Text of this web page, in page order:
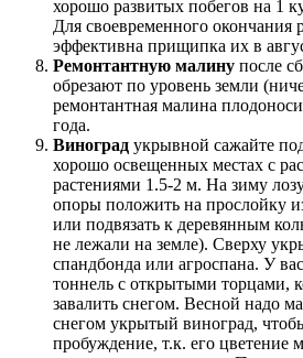
хорошо развитых побегов на 1
Для своевременного окончания
эффективна прищипка их в
Ремонтантную малину после
обрезают по уровень земли
ремонтантная малина
года.
Виноград укрывной сажайте
хорошо освещенных местах с
растениями 1.5-2 м. На зиму
опоры положить на прослойку
или подвязать к деревянным
не лежали на земле). Сверху
спандбонда или агроспана. У
тоннель с открытыми торцами,
завалить снегом. Весной надо
снегом укрытый виноград,
пробуждение, т.к. его цветение